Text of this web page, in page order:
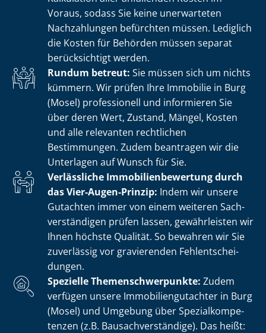
Voraus, sodass Sie keine unerwarteten
Nachzahlungen befürchten müssen. Lediglich
die Kosten für Behörden müssen separat
berücksichtigt werden.
Rundum betreut: Sie müssen sich um nichts
kümmern. Wir prüfen Ihre Immobilie in Burg
(Mosel) professionell und informieren Sie
über deren Wert, Zustand, Mängel, Kosten
und alle relevanten rechtlichen
Bestimmungen. Zudem beantragen wir die
Unterlagen auf Wunsch für Sie.
Verlässliche Im­mo­bi­li­en­be­wer­tung durch
das Vier-Augen-Prinzip: Indem wir unsere
Gutachten immer von einem weiteren Sach­
ver­stän­di­gen prüfen lassen, gewährleisten wir
Ihnen höchste Qualität. So bewahren wir Sie
zuverlässig vor gravierenden Fehl­ent­schei­
dun­gen.
Spezielle The­men­schwer­punk­te: Zudem
verfügen unsere Im­mo­bi­li­en­gut­ach­ter in Burg
(Mosel) und Umgebung über Spe­zi­al­kom­pe­
ten­zen (z.B. Bau­sach­ver­stän­di­ge). Das heißt: